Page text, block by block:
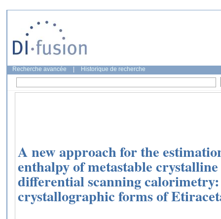
Recherche avancée Historique de recherche
A new approach for the
enthalpy of metastable
differential scanning
crystallographic forms of